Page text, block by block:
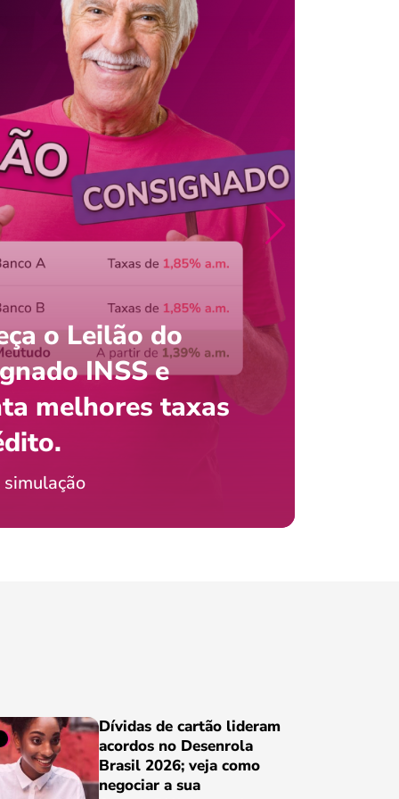
saldo do FGTS pelo
com o celular?
Jordão
o Leilão do
INSS e
melhores taxas
simulação
Dívidas de cartão lideram
acordos no Desenrola
Brasil 2026; veja como
negociar a sua